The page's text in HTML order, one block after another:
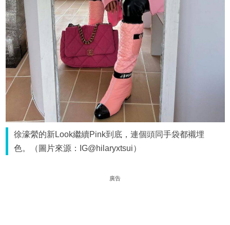
徐濠縈的新Look繼續Pink到底，連個頭同手袋都襯埋
色。（圖片來源：IG@hilaryxtsui）
廣告